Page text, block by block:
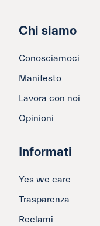
Chi siamo
Conosciamoci
Manifesto
Lavora con noi
Opinioni
Informati
Yes we care
Trasparenza
Reclami